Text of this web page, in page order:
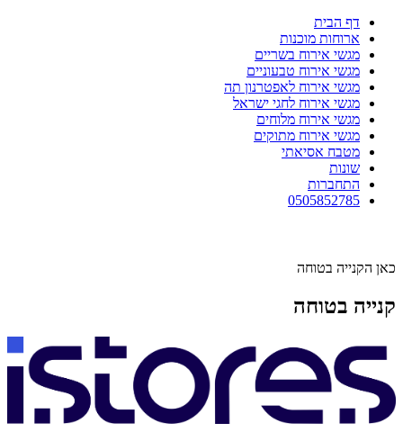
דף הבית
ארוחות מוכנות
מגשי אירוח בשריים
מגשי אירוח טבעוניים
מגשי אירוח לאפטרנון תה
מגשי אירוח לחגי ישראל
מגשי אירוח מלוחים
מגשי אירוח מתוקים
מטבח אסיאתי
שונות
התחברות
0505852785
כאן הקנייה בטוחה
קנייה בטוחה